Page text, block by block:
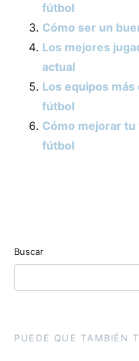
fútbol
Cómo ser un
Los mejores
actual
Los equipos
fútbol
Cómo mejorar
fútbol
Buscar
PUEDE QUE TAMBIÉN